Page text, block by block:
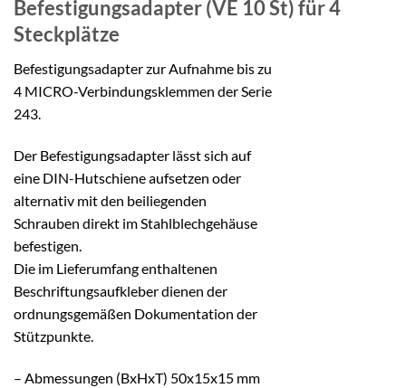
Befestigungsadapter (VE 10 St)für 4
Steckplätze
Befestigungsadapter zur Aufnahme bis zu
4 MICRO-Verbindungsklemmen der Serie
243.
Der Befestigungsadapter lässt sich auf
eine DIN-Hutschiene aufsetzen oder
alternativ mit den beiliegenden
Schrauben direkt im Stahlblechgehäuse
befestigen.
Die im Lieferumfang enthaltenen
Beschriftungsaufkleber dienen der
ordnungsgemäßen Dokumentation der
Stützpunkte.
– Abmessungen (BxHxT) 50x15x15 mm